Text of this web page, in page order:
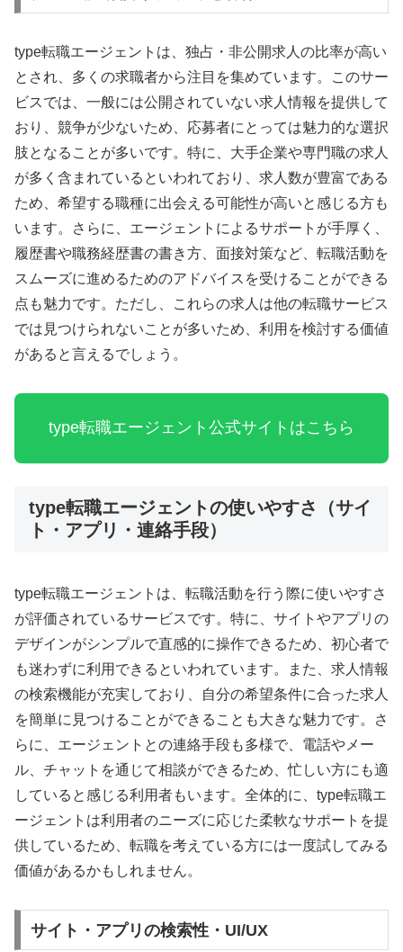
type転職エージェントは、独占・非公開求人の比率が高い
とされ、多くの求職者から注目を集めています。このサー
ビスでは、一般には公開されていない求人情報を提供して
おり、競争が少ないため、応募者にとっては魅力的な選択
肢となることが多いです。特に、大手企業や専門職の求人
が多く含まれているといわれており、求人数が豊富である
ため、希望する職種に出会える可能性が高いと感じる方も
います。さらに、エージェントによるサポートが手厚く、
履歴書や職務経歴書の書き方、面接対策など、転職活動を
スムーズに進めるためのアドバイスを受けることができる
点も魅力です。ただし、これらの求人は他の転職サービス
では見つけられないことが多いため、利用を検討する価値
があると言えるでしょう。
type転職エージェント公式サイトはこちら
type転職エージェントの使いやすさ（サイ
ト・アプリ・連絡手段）
type転職エージェントは、転職活動を行う際に使いやすさ
が評価されているサービスです。特に、サイトやアプリの
デザインがシンプルで直感的に操作できるため、初心者で
も迷わずに利用できるといわれています。また、求人情報
の検索機能が充実しており、自分の希望条件に合った求人
を簡単に見つけることができることも大きな魅力です。さ
らに、エージェントとの連絡手段も多様で、電話やメー
ル、チャットを通じて相談ができるため、忙しい方にも適
していると感じる利用者もいます。全体的に、type転職エ
ージェントは利用者のニーズに応じた柔軟なサポートを提
供しているため、転職を考えている方には一度試してみる
価値があるかもしれません。
サイト・アプリの検索性・UI/UX